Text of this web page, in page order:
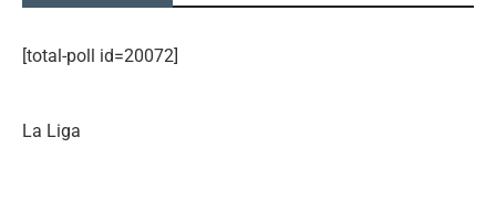
[total-poll id=20072]
La Liga